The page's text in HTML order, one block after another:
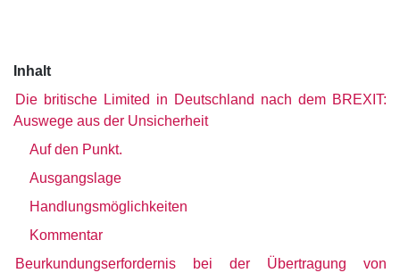
Inhalt
Die britische Limited in Deutschland nach dem BREXIT:
Auswege aus der Unsicherheit
Auf den Punkt.
Ausgangslage
Handlungsmöglichkeiten
Kommentar
Beurkundungserfordernis bei der Übertragung von